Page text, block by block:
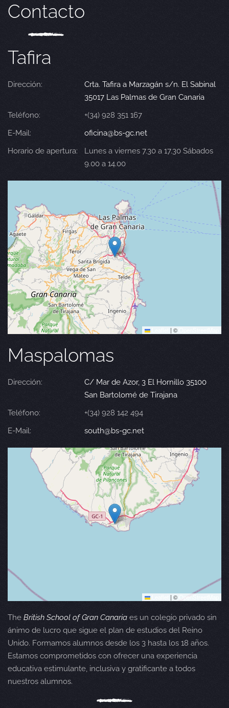
Contacto
Tafira
Dirección:
Crta. Tafira a Marzagán s/n. El Sabinal
35017 Las Palmas de Gran Canaria
Teléfono:
+(34) 928 351 167
E-Mail:
oficina@bs-gc.net
Horario de apertura:
Lunes a viernes 7.30 a 17.30 Sábados
9.00 a 14.00
| ©
Maspalomas
Dirección:
C/ Mar de Azor, 3 El Hornillo 35100
San Bartolomé de Tirajana
Teléfono:
+(34) 928 142 494
E-Mail:
south@bs-gc.net
| © OpenStreetMap
The British School of Gran Canaria es un colegio privado sin
ánimo de lucro que sigue el plan de estudios del Reino
Unido. Formamos alumnos desde los 3 hasta los 18 años.
Estamos comprometidos con ofrecer una experiencia
educativa estimulante, inclusiva y gratificante a todos
nuestros alumnos.